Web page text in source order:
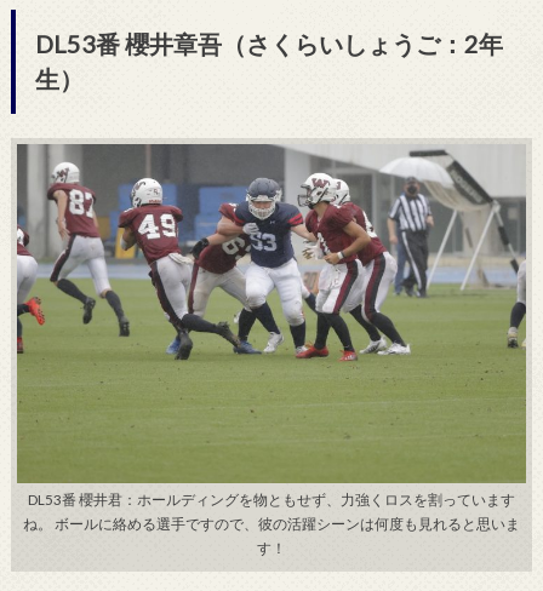
DL53番 櫻井章吾（さくらいしょうご：2年
生）
DL53番 櫻井君：ホールディングを物ともせず、力強くロスを割っています
ね。 ボールに絡める選手ですので、彼の活躍シーンは何度も見れると思いま
す！